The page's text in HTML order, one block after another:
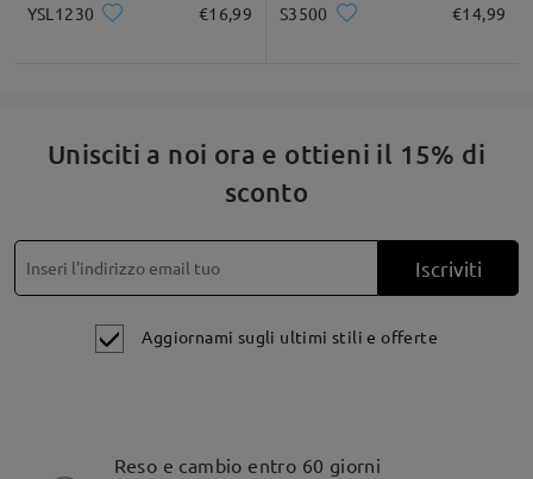
YSL1230 €16,99 S3500 €14,99
Unisciti a noi ora e ottieni il 15% di
sconto
Iscriviti
Aggiornami sugli ultimi stili e offerte
Reso e cambio entro 60 giorni